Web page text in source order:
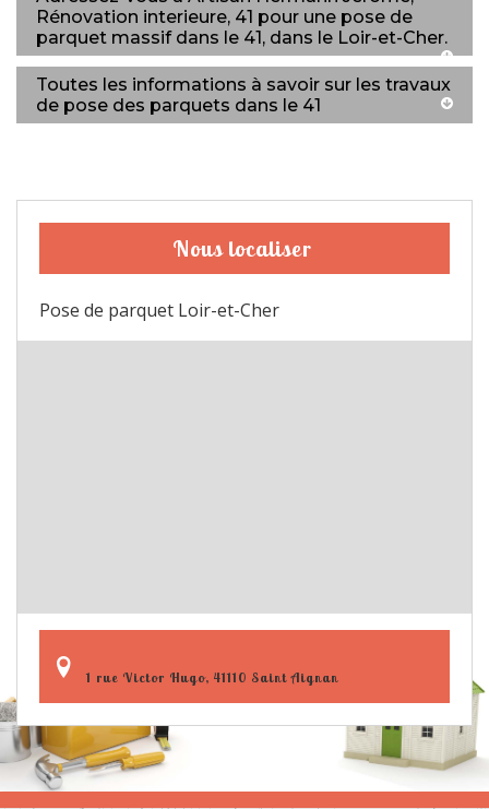
Rénovation interieure, 41 pour une pose de
parquet massif dans le 41, dans le Loir-et-Cher.
Toutes les informations à savoir sur les travaux
de pose des parquets dans le 41
Nous localiser
Pose de parquet Loir-et-Cher
1 rue Victor Hugo, 41110 Saint Aignan